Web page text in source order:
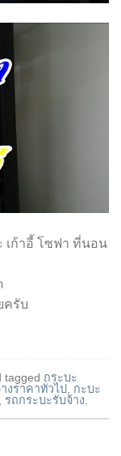
เก้าอี้ โซฟา ที่นอน
ครับ
tagged กระบะ
งราคาทั่วไป, กะบะ
, รถกระบะรับจ้าง.